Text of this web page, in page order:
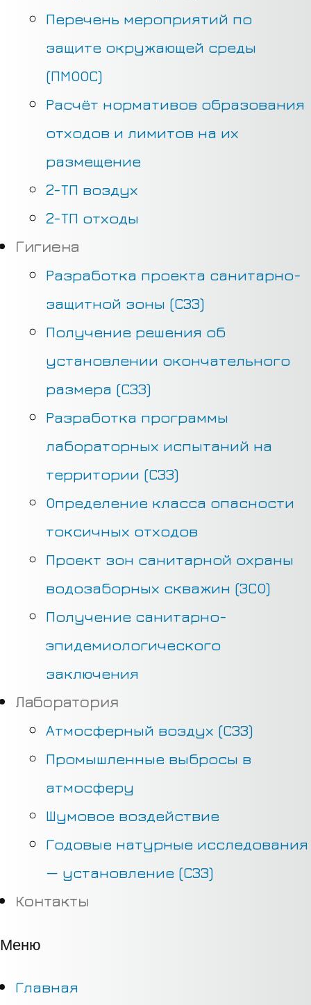
Перечень мероприятий по
защите окружающей среды
(ПМООС)
Расчёт нормативов образования
отходов и лимитов на их
размещение
2-ТП воздух
2-ТП отходы
Гигиена
Разработка проекта санитарно-
защитной зоны (СЗЗ)
Получение решения об
установлении окончательного
размера (СЗЗ)
Разработка программы
лабораторных испытаний на
территории (СЗЗ)
Определение класса опасности
токсичных отходов
Проект зон санитарной охраны
водозаборных скважин (ЗСО)
Получение санитарно-
эпидемиологического
заключения
Лаборатория
Атмосферный воздух (СЗЗ)
Промышленные выбросы в
атмосферу
Шумовое воздействие
Годовые натурные исследования
— установление (СЗЗ)
Контакты
Меню
Главная